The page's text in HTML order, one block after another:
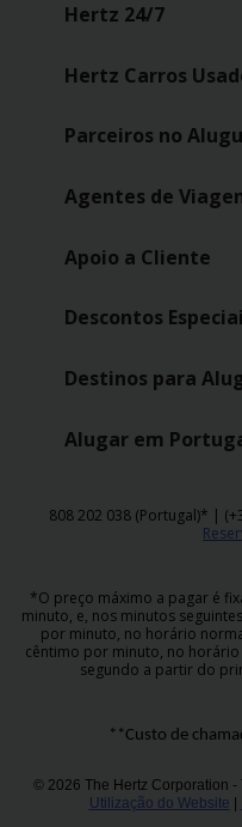
Hertz 24/7
Hertz Carros
Parceiros no
Agentes de
Apoio a Cliente
Descontos
Destinos para
Alugar em
808 202 038 (Portugal)* |
*O preço máximo a pagar é
minuto, e, nos minutos
por minuto, no horário
cêntimo por minuto, no
segundo a partir do
**Custo de
© 2026 The Hertz Corporation -
Utilização do Website